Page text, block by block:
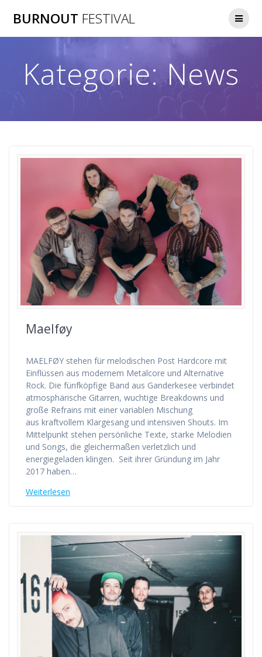
BURNOUT FESTIVAL
Kategorie:News
Maelføy
MAELFØY stehen für melodischen Post Hardcore mit
Einflüssen aus modernem Metalcore und Alternative
Rock. Die fünfköpfige Band aus Ganderkesee verbindet
atmosphärische Gitarren, wuchtige Breakdowns und
große Refrains mit einer variablen Mischung
aus kraftvollem Klargesang und intensiven Shouts. Im
Mittelpunkt stehen persönliche Texte, starke Melodien
und Songs, die gleichermaßen verletzlich und
energiegeladen klingen. Seit ihrer Gründung im Jahr
2017 haben…
Weiterlesen